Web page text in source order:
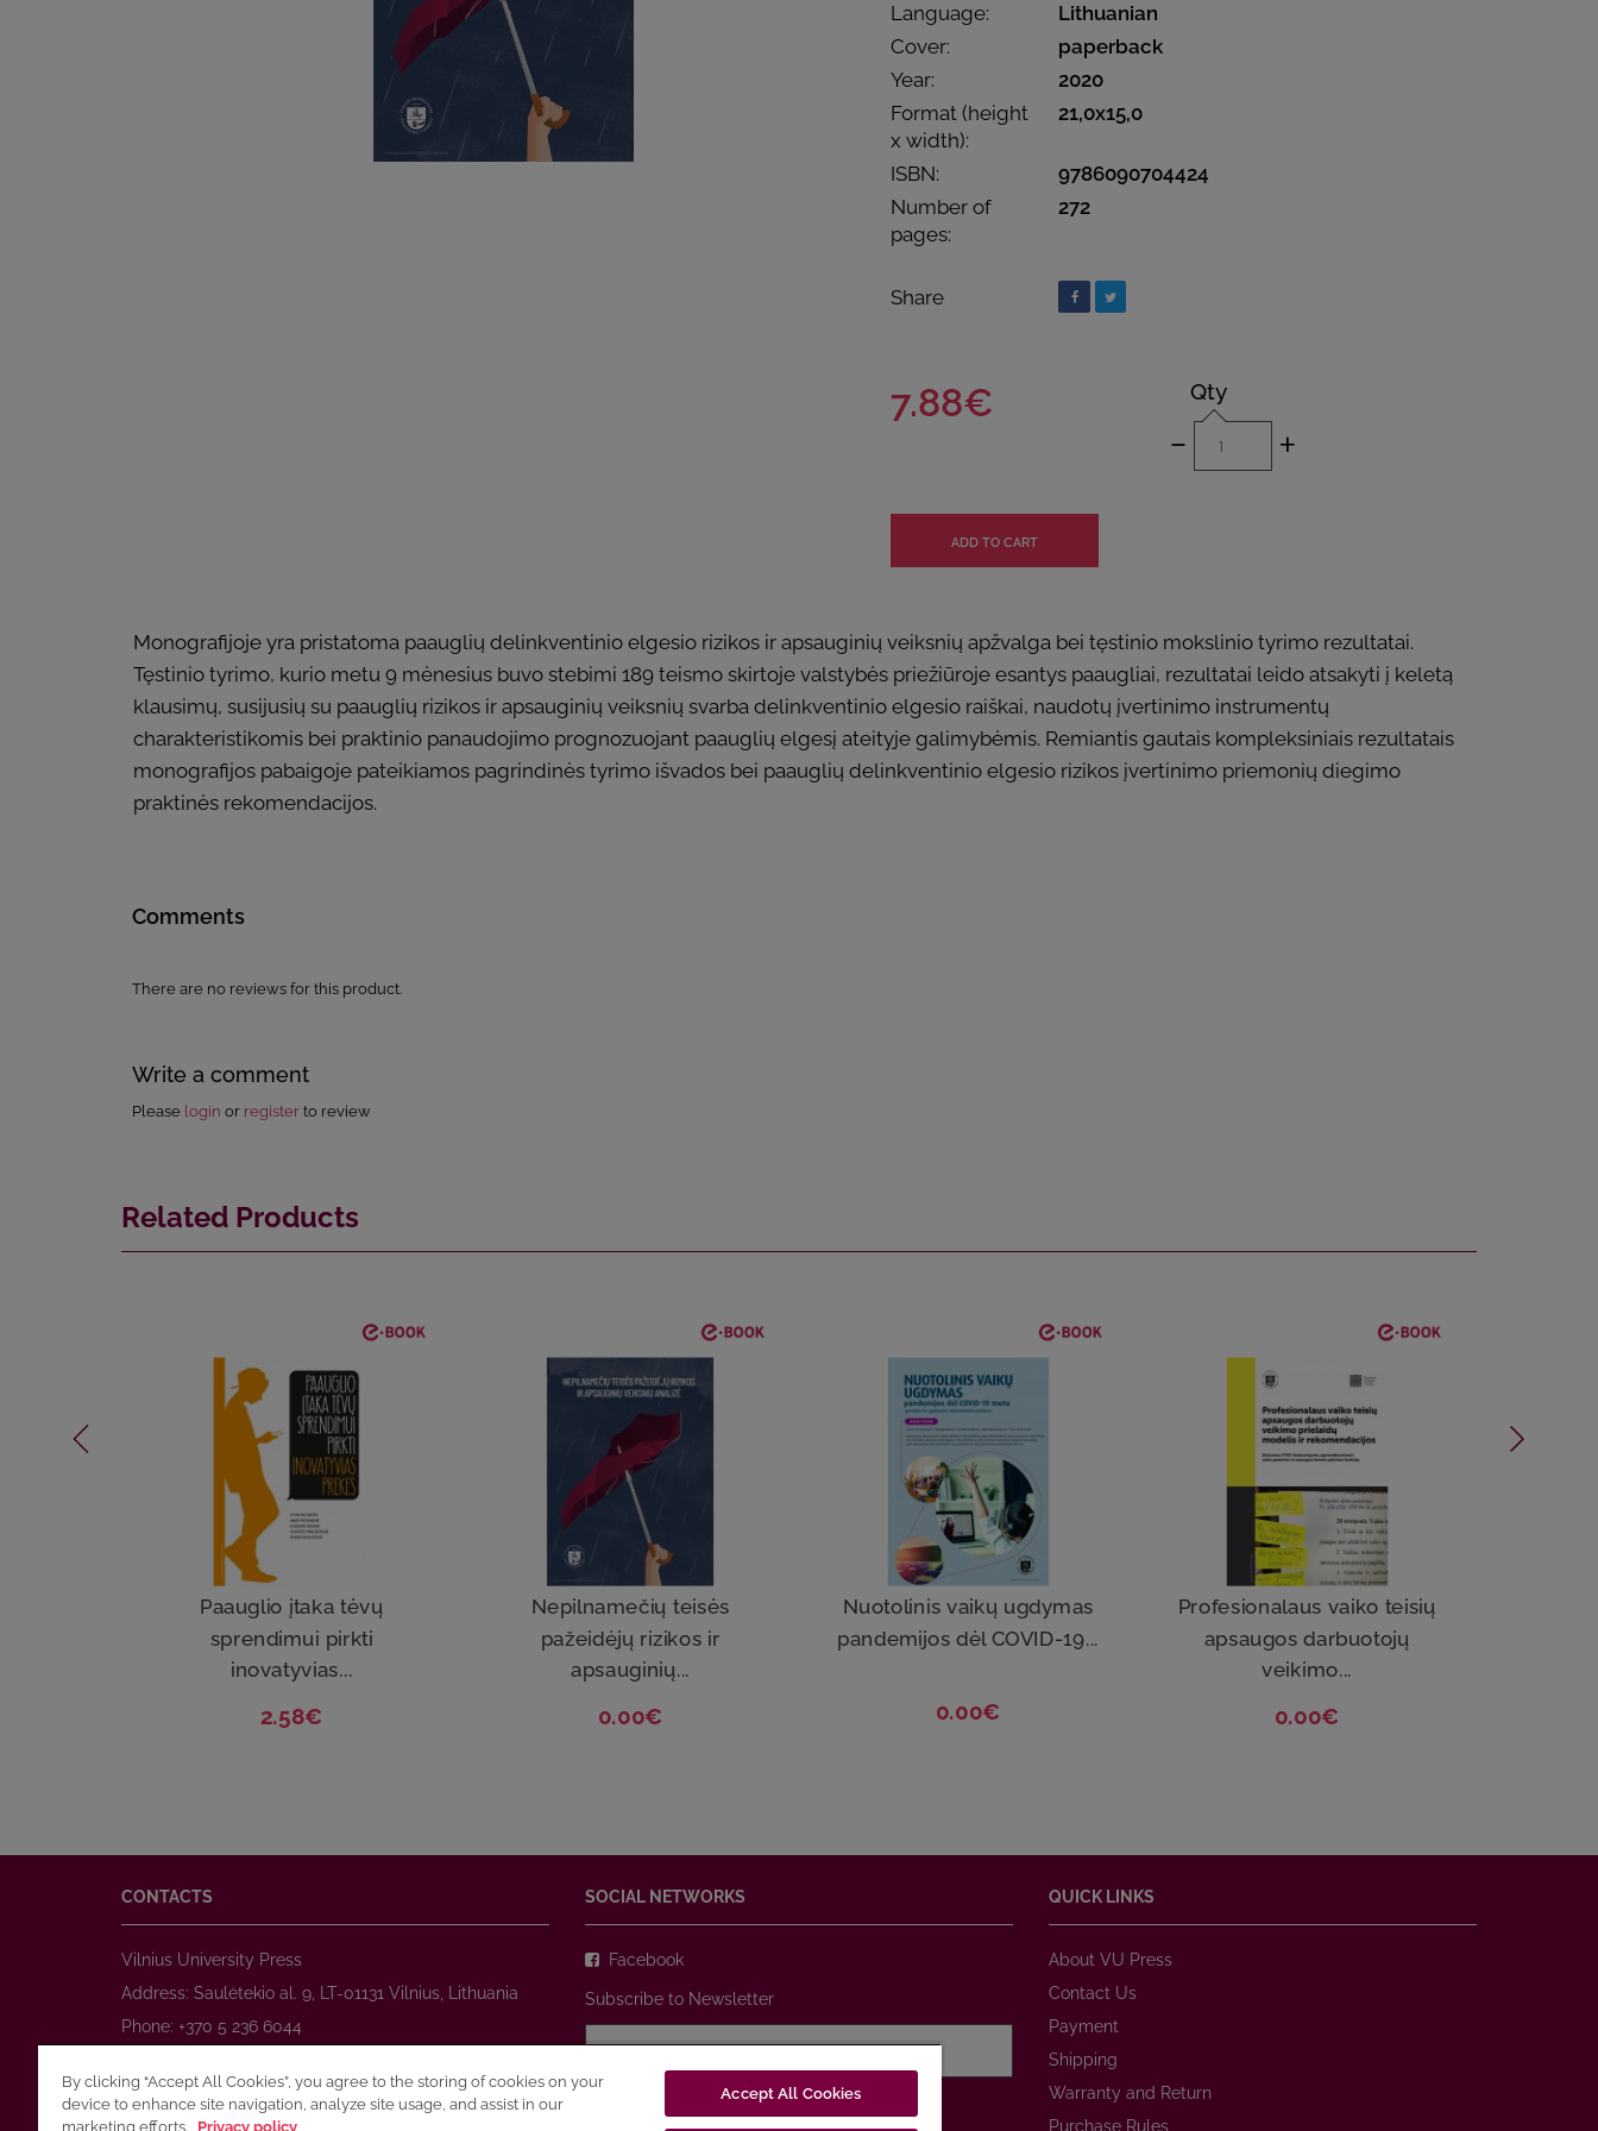
Language:
Lithuanian
Cover:
paperback
Year:
2020
Format (height
x width):
21,0x15,0
ISBN:
9786090704424
Number of
pages:
272
Share
7.88€ Qty
- +
Monografijoje yra pristatoma paauglių delinkventinio elgesio rizikos ir apsauginių veiksnių apžvalga bei tęstinio mokslinio tyrimo rezultatai.
Tęstinio tyrimo, kurio metu 9 mėnesius buvo stebimi 189 teismo skirtoje valstybės priežiūroje esantys paaugliai, rezultatai leido atsakyti į keletą
klausimų, susijusių su paauglių rizikos ir apsauginių veiksnių svarba delinkventinio elgesio raiškai, naudotų įvertinimo instrumentų
charakteristikomis bei praktinio panaudojimo prognozuojant paauglių elgesį ateityje galimybėmis. Remiantis gautais kompleksiniais rezultatais
monografijos pabaigoje pateikiamos pagrindinės tyrimo išvados bei paauglių delinkventinio elgesio rizikos įvertinimo priemonių diegimo
praktinės rekomendacijos.
Comments
There are no reviews for this product.
Write a comment
Please login or register to review
Related Products
Paauglio įtaka tėvų
sprendimui pirkti
inovatyvias...
2.58€
Nepilnamečių teisės
pažeidėjų rizikos ir
apsauginių...
0.00€
Nuotolinis vaikų ugdymas
pandemijos dėl COVID-19...
0.00€
Profesionalaus vaiko teisių
apsaugos darbuotojų
veikimo...
0.00€
CONTACTS
Vilnius University Press
Address: Saulėtekio al. 9, LT-01131 Vilnius, Lithuania
Phone: +370 5 236 6044
E-mail:prekyba@leidykla.vu.lt
www.journals.vu.lt
SOCIAL NETWORKS
Facebook
Subscribe to Newsletter
Privacy Policy
QUICK LINKS
About VU Press
Contact Us
Payment
Shipping
Warranty and Return
Purchase Rules
By clicking “Accept All Cookies”, you agree to the storing of cookies on your
device to enhance site navigation, analyze site usage, and assist in our
marketing efforts. Privacy policy
Accept All Cookies